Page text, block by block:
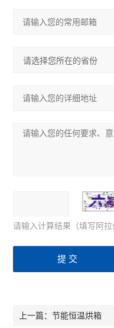
请输入计算结果（填写阿
上一篇：节能恒温烘箱